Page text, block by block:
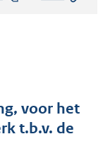
voor het
t.b.v. de